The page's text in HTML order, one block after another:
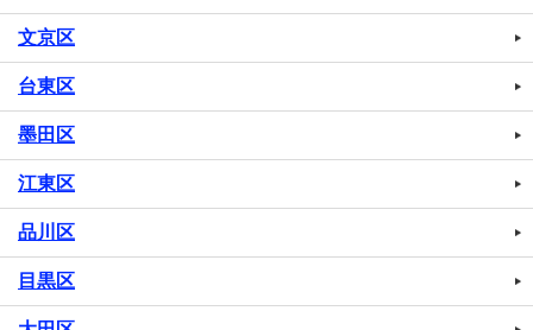
文京区
台東区
墨田区
江東区
品川区
目黒区